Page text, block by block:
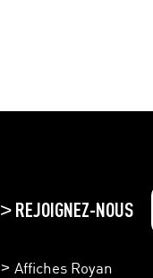
>REJOIGNEZ-NOUS
Affiches Royan